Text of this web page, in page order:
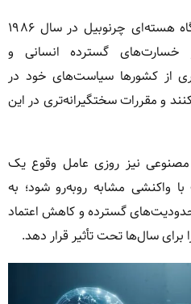
منشأ این اصطلاح، فاجعه نیروگاه هسته‌ای چرنوبیل در سال ۱۹۸۶
خسارت‌های گسترده انسانی و
از کشورها سیاست‌های خود در
و مقررات سختگیرانه‌تری در این
نیز روزی عامل وقوع یک
واکنشی مشابه روبه‌رو شود؛ به
گسترده و کاهش اعتماد
برای سال‌ها تحت تأثیر قرار دهد.